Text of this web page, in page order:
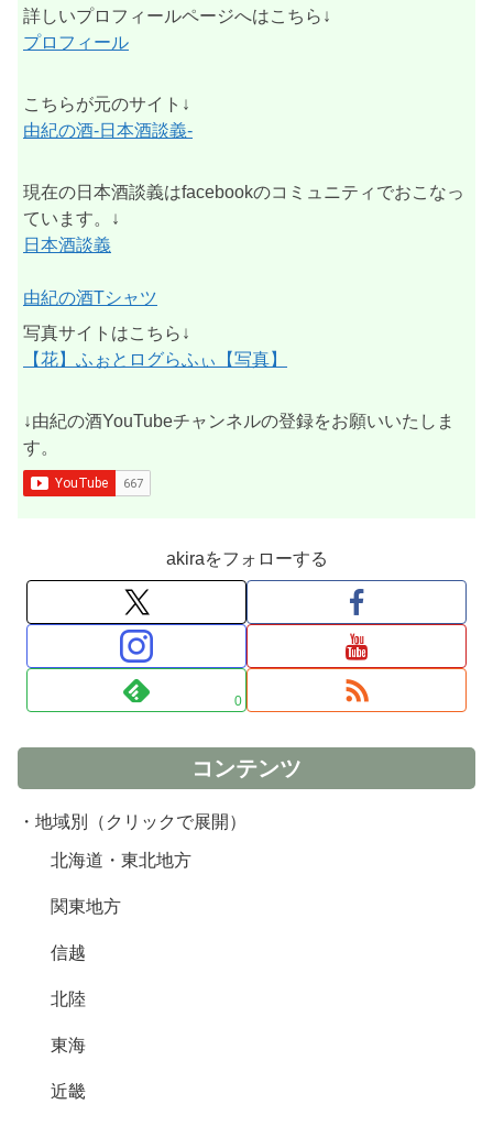
詳しいプロフィールページへはこちら↓
プロフィール
こちらが元のサイト↓
由紀の酒-日本酒談義-
現在の日本酒談義はfacebookのコミュニティでおこなっ
ています。↓
日本酒談義
由紀の酒Tシャツ
写真サイトはこちら↓
【花】ふぉとログらふぃ【写真】
↓由紀の酒YouTubeチャンネルの登録をお願いいたしま
す。
akiraをフォローする
0
コンテンツ
・地域別（クリックで展開）
北海道・東北地方
関東地方
信越
北陸
東海
近畿